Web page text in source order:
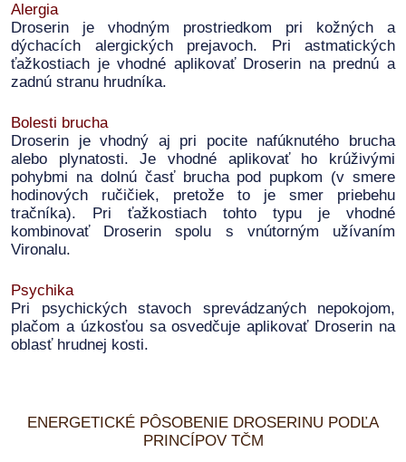
Alergia
Droserin je vhodným prostriedkom pri kožných a
dýchacích alergických prejavoch. Pri astmatických
ťažkostiach je vhodné aplikovať Droserin na prednú a
zadnú stranu hrudníka.
Bolesti brucha
Droserin je vhodný aj pri pocite nafúknutého brucha
alebo plynatosti. Je vhodné aplikovať ho krúživými
pohybmi na dolnú časť brucha pod pupkom (v smere
hodinových ručičiek, pretože to je smer priebehu
tračníka). Pri ťažkostiach tohto typu je vhodné
kombinovať Droserin spolu s vnútorným užívaním
Vironalu.
Psychika
Pri psychických stavoch sprevádzaných nepokojom,
plačom a úzkosťou sa osvedčuje aplikovať Droserin na
oblasť hrudnej kosti.
ENERGETICKÉ PÔSOBENIE DROSERINU PODĽA
PRINCÍPOV TČM